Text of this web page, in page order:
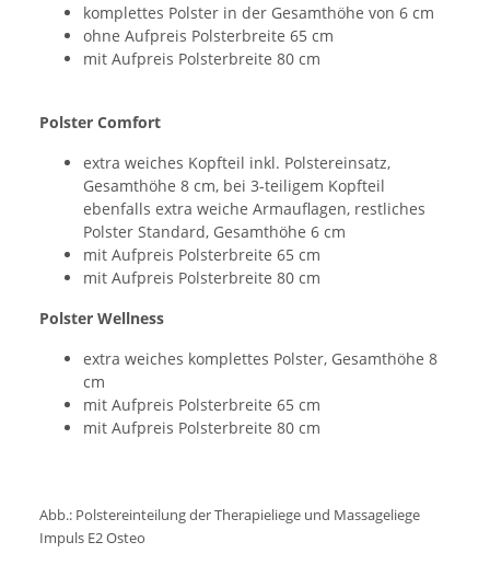
komplettes Polster in der Gesamthöhe von 6 cm
ohne Aufpreis Polsterbreite 65 cm
mit Aufpreis Polsterbreite 80 cm
Polster Comfort
extra weiches Kopfteil inkl. Polstereinsatz,
Gesamthöhe 8 cm, bei 3-teiligem Kopfteil
ebenfalls extra weiche Armauflagen, restliches
Polster Standard, Gesamthöhe 6 cm
mit Aufpreis Polsterbreite 65 cm
mit Aufpreis Polsterbreite 80 cm
Polster Wellness
extra weiches komplettes Polster, Gesamthöhe 8
cm
mit Aufpreis Polsterbreite 65 cm
mit Aufpreis Polsterbreite 80 cm
Abb.: Polstereinteilung der Therapieliege und Massageliege
Impuls E2 Osteo